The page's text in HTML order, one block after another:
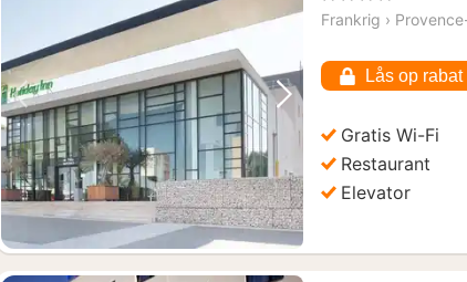
Forrige billede Næste billede
Frankrig ›
Lås op rabat
Gratis Wi-Fi
Restaurant
Elevator